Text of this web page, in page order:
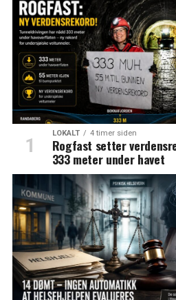
LOKALT 4 timer siden
Rogfast setter
333 meter under havet